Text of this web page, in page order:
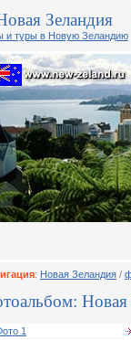
Зеландия
и туры в Новую Зеландию
: Новая Зеландия /
Новая
1